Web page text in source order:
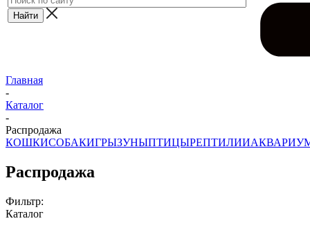
Главная
-
Каталог
-
Распродажа
КОШКИСОБАКИГРЫЗУНЫПТИЦЫРЕПТИЛИИ
Распродажа
Фильтр:
Каталог